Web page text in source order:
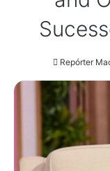
Repórter